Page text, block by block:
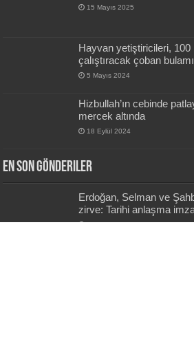
15 Mayıs 2025
Hayvan yetiştiricileri,
çalıştıracak çoban
5 Mayıs 2024
Hizbullah’ın cebinde
mercek altında
18 Eylül 2024
En Son Gönderiler
Erdoğan, Selman ve
zirve: Tarihi anlaşma
13 saat önce